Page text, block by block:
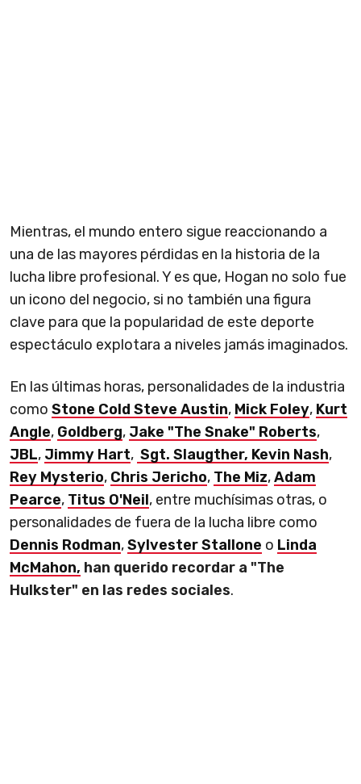
Mientras, el mundo entero sigue reaccionando a
una de las mayores pérdidas en la historia de la
lucha libre profesional. Y es que, Hogan no solo fue
un icono del negocio, si no también una figura
clave para que la popularidad de este deporte
espectáculo explotara a niveles jamás imaginados.
En las últimas horas, personalidades de la industria
como Stone Cold Steve Austin, Mick Foley, Kurt
Angle, Goldberg, Jake "The Snake" Roberts,
JBL, Jimmy Hart, Sgt. Slaugther, Kevin Nash,
Rey Mysterio, Chris Jericho, The Miz,Adam
Pearce, Titus O'Neil, entre muchísimas otras, o
personalidades de fuera de la lucha libre como
Dennis Rodman,Sylvester Stallone o Linda
McMahon, han querido recordar a "The
Hulkster" en las redes sociales.